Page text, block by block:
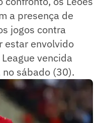
a presença de
jogos contra
estar envolvido
vencida
no sábado (30).